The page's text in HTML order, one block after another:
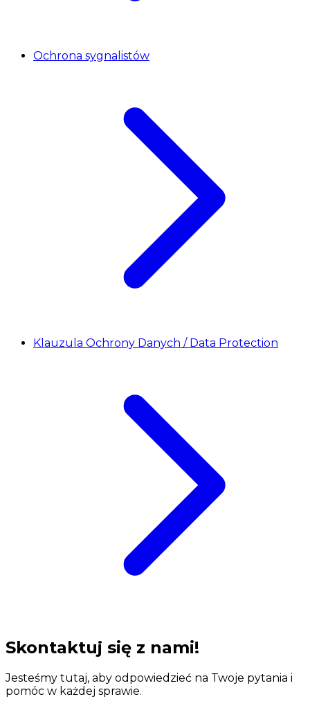
Ochrona sygnalistów
Klauzula Ochrony Danych / Data Protection
Skontaktuj się z nami!
Jesteśmy tutaj, aby odpowiedzieć na Twoje pytania i
pomóc w każdej sprawie.